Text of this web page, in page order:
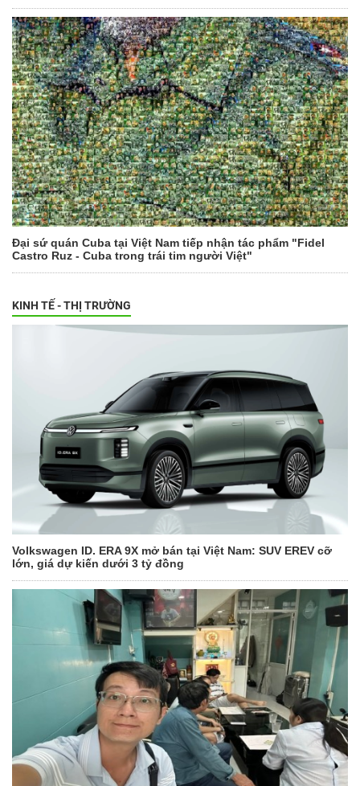
Đại sứ quán Cuba tại Việt Nam tiếp nhận tác phẩm "Fidel
Castro Ruz - Cuba trong trái tim người Việt"
KINH TẾ - THỊ TRƯỜNG
Volkswagen ID. ERA 9X mở bán tại Việt Nam: SUV EREV cỡ
lớn, giá dự kiến dưới 3 tỷ đồng